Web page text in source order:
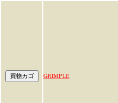
GRIMPLE